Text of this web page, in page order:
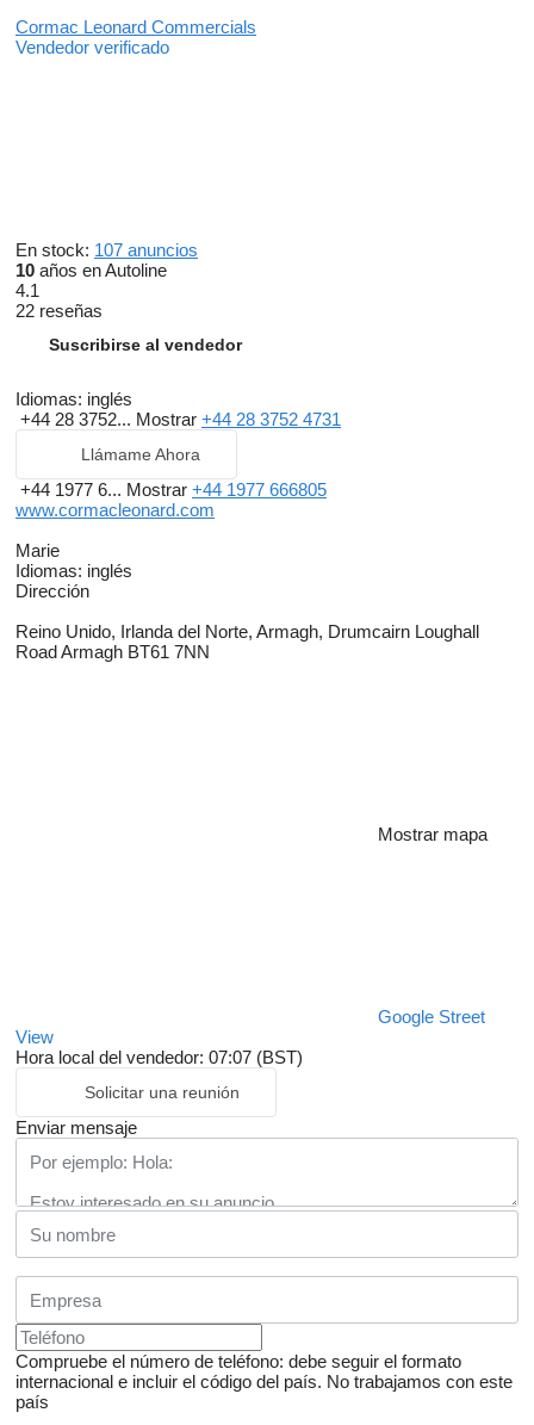
Cormac Leonard Commercials
Vendedor verificado
En stock: 107 anuncios
10 años en Autoline
4.1
22 reseñas
Suscribirse al vendedor
Idiomas: inglés
+44 28 3752... Mostrar +44 28 3752 4731
Llámame Ahora
+44 1977 6... Mostrar +44 1977 666805
www.cormacleonard.com
Marie
Idiomas: inglés
Dirección
Reino Unido, Irlanda del Norte, Armagh, Drumcairn Loughall
Road Armagh BT61 7NN
Mostrar mapa
Google Street
View
Hora local del vendedor: 07:07 (BST)
Solicitar una reunión
Enviar mensaje
Compruebe el número de teléfono: debe seguir el formato
internacional e incluir el código del país. No trabajamos con este
país